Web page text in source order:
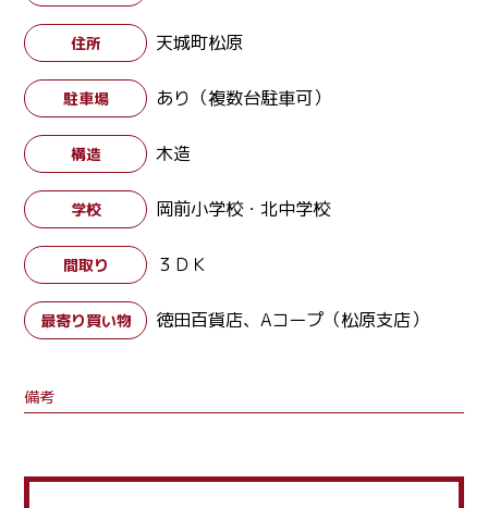
住所 天城町松原
駐車場 あり（複数台駐車可）
構造 木造
学校 岡前小学校・北中学校
間取り ３ＤＫ
最寄り買い物 徳田百貨店、Aコープ（松原支店）
備考